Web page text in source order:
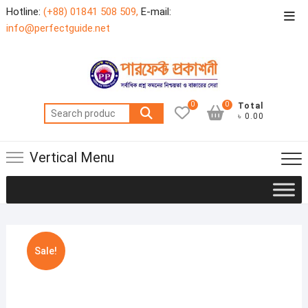
Skip
to
Hotline: (+88) 01841 508 509, E-mail:
info@perfectguide.net
Search
for:
0
Total
৳ 0.00
0
Vertical Menu
Sale!